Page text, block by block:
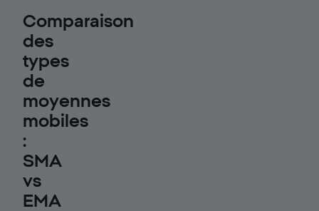
Comparaison
des
types
de
moyennes
mobiles
:
SMA
vs
EMA